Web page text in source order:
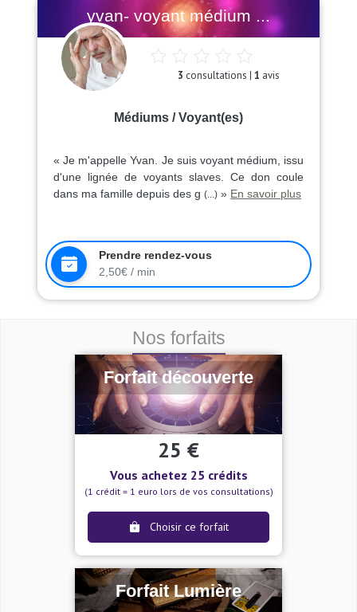
yvan- voyant médium ...
3 consultations | 1 avis
Médiums / Voyant(es)
« Je m'appelle Yvan. Je suis voyant médium, issu
d'une lignée de voyants slaves. Ce don coule
dans ma famille depuis des g(...) » En savoir plus
Prendre rendez-vous
2,50€ / min
Nos forfaits
Forfait découverte
25 €
Vous achetez 25 crédits
(1 crédit = 1 euro lors de vos consultations)
Choisir ce forfait
Forfait Lumière